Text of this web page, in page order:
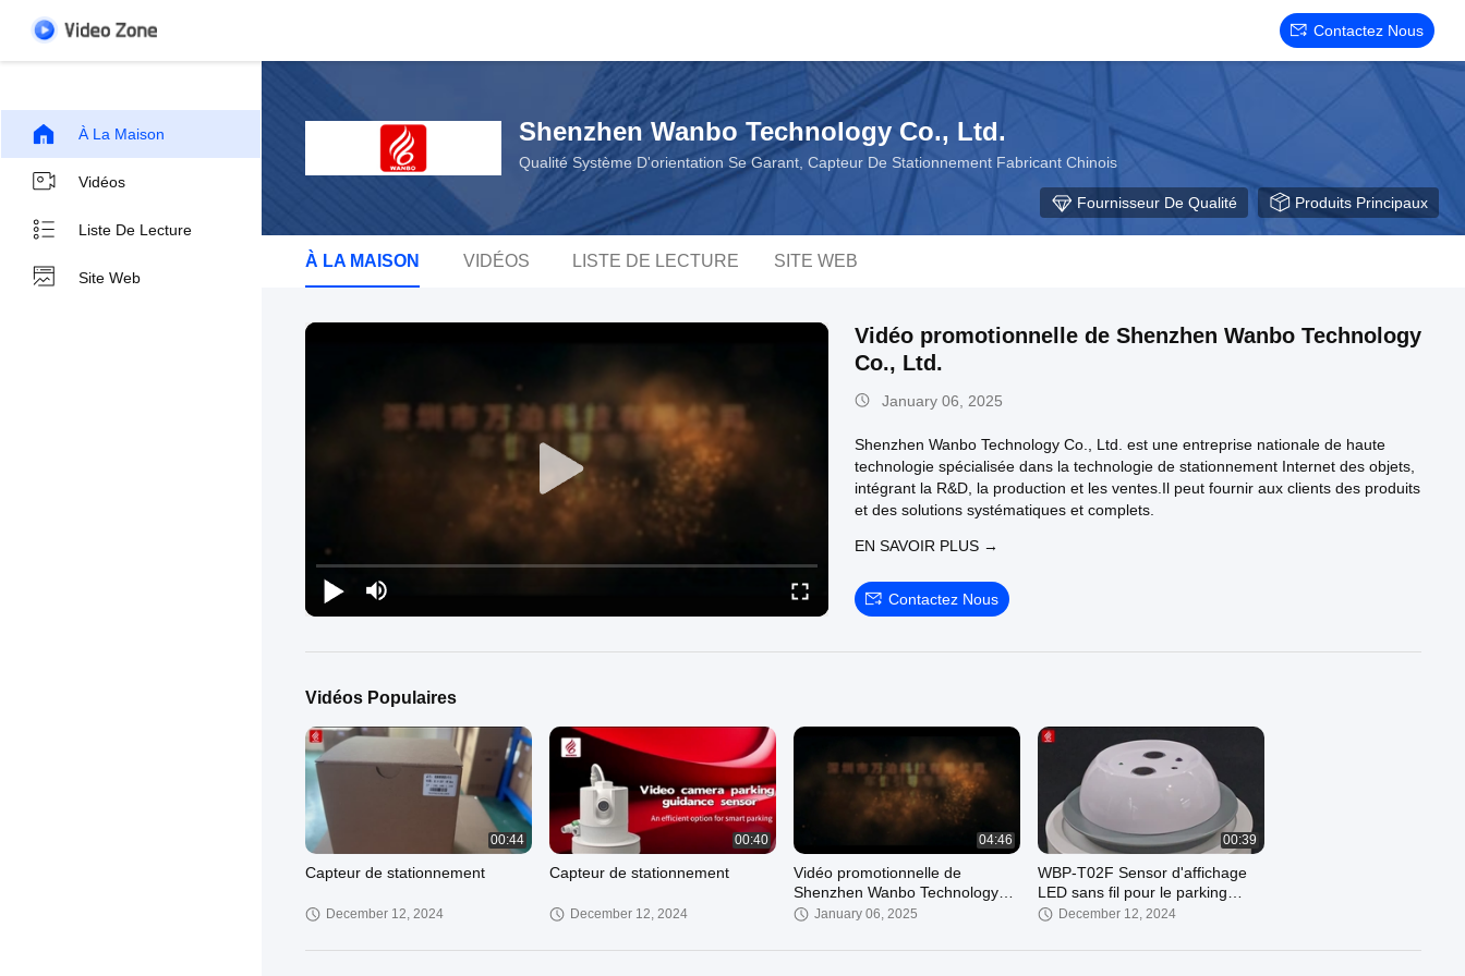
Contactez Nous
À La Maison
Vidéos
Liste De Lecture
Site Web
Shenzhen Wanbo Technology Co., Ltd.
Qualité Système D'orientation Se Garant, Capteur De Stationnement Fabricant Chinois
Fournisseur De Qualité Produits Principaux
À LA MAISON VIDÉOS LISTE DE LECTURE SITE WEB
Vidéo promotionnelle de Shenzhen Wanbo Technology
Co., Ltd.
January 06, 2025
Shenzhen Wanbo Technology Co., Ltd. est une entreprise nationale de haute
technologie spécialisée dans la technologie de stationnement Internet des objets,
intégrant la R&D, la production et les ventes.Il peut fournir aux clients des produits
et des solutions systématiques et complets.
EN SAVOIR PLUS →
Contactez Nous
Vidéos Populaires
00:44
Capteur de stationnement
December 12, 2024
00:40
Capteur de stationnement
December 12, 2024
04:46
Vidéo promotionnelle de
Shenzhen Wanbo Technology
Co., Ltd.
January 06, 2025
00:39
WBP-T02F Sensor d'affichage
LED sans fil pour le parking
intérieur
December 12, 2024